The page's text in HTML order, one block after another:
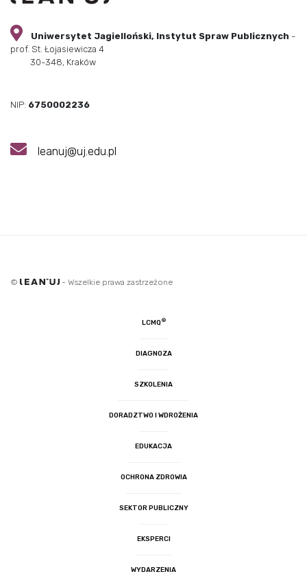
Uniwersytet Jagielloński, Instytut Spraw Publicznych -
prof. St. Łojasiewicza 4
30-348, Kraków
NIP: 6750002236
leanuj@uj.edu.pl
© - Wszelkie prawa zastrzeżone
LCMQ ®
DIAGNOZA
SZKOLENIA
DORADZTWO I WDROŻENIA
EDUKACJA
OCHRONA ZDROWIA
SEKTOR PUBLICZNY
EKSPERCI
WYDARZENIA